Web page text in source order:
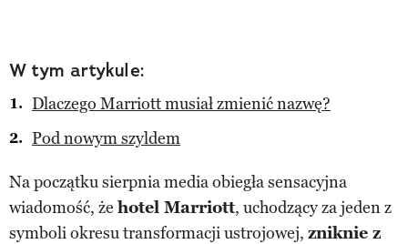
W tym artykule:
Dlaczego Marriott musiał zmienić nazwę?
Pod nowym szyldem
Na początku sierpnia media obiegła sensacyjna
wiadomość, że hotel Marriott, uchodzący za jeden z
symboli okresu transformacji ustrojowej, zniknie z